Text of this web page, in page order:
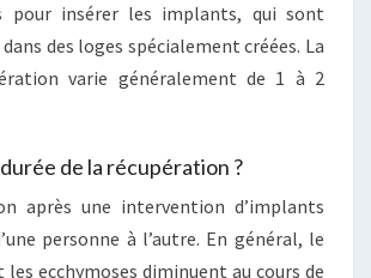
pour insérer les implants, qui sont
des loges spécialement créées. La
varie généralement de 1 à 2
de la récupération ?
après une intervention d’implants
personne à l’autre. En général, le
ecchymoses diminuent au cours de